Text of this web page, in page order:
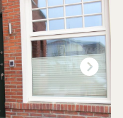
Next